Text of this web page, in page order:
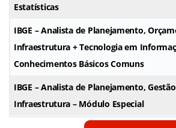
Estatísticas
IBGE – Analista de Planejamento,
Infraestrutura + Tecnologia em
Conhecimentos Básicos Comuns
IBGE – Analista de Planejamento,
Infraestrutura – Módulo Especial